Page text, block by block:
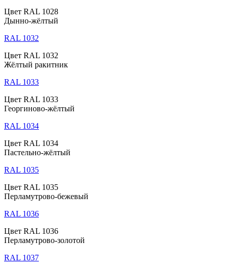
Цвет RAL 1028
Дынно-жёлтый
RAL 1032
Цвет RAL 1032
Жёлтый ракитник
RAL 1033
Цвет RAL 1033
Георгиново-жёлтый
RAL 1034
Цвет RAL 1034
Пастельно-жёлтый
RAL 1035
Цвет RAL 1035
Перламутрово-бежевый
RAL 1036
Цвет RAL 1036
Перламутрово-золотой
RAL 1037